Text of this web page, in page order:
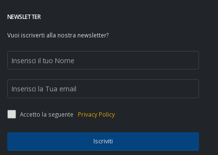
NEWSLETTER
Vuoi iscriverti alla nostra newsletter?
Accetto la seguente Privacy Policy
Iscriviti